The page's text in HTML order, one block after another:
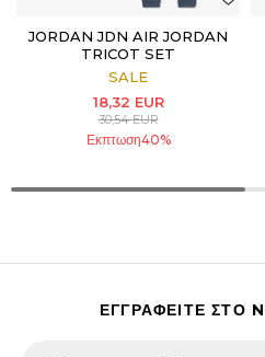
JORDAN JDN AIR JORDAN
TRICOT SET
SALE
18,32 EUR
30,54EUR
Εκπτωση40%
ΕΓΓΡΑΦΕΙΤΕ ΣΤΟ